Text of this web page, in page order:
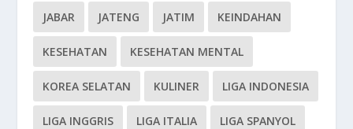
JABAR JATENG JATIM KEINDAHAN
KESEHATAN KESEHATAN MENTAL
KOREA SELATAN KULINER LIGA INDONESIA
LIGA INGGRIS LIGA ITALIA LIGA SPANYOL